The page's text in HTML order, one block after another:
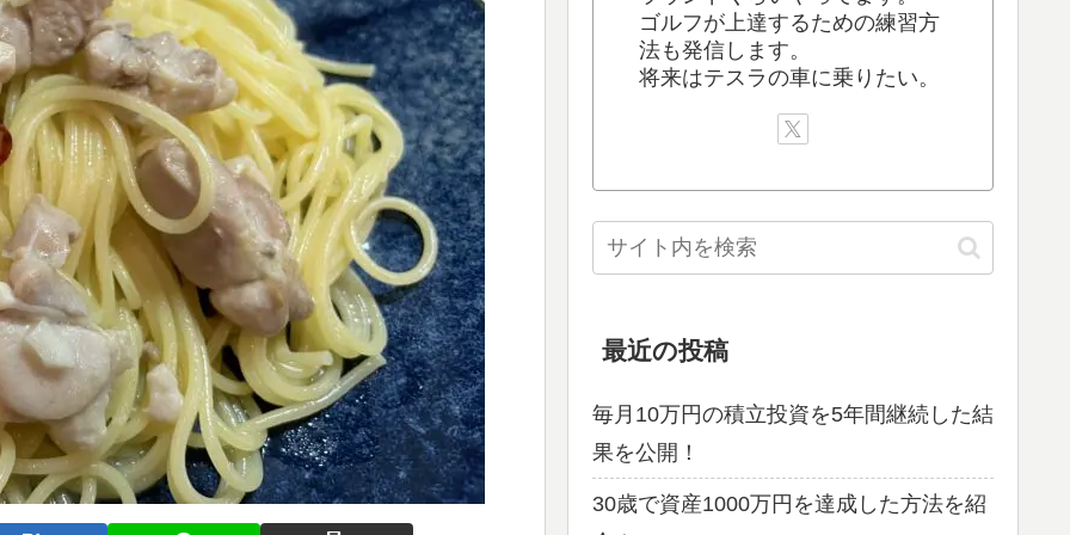
ゴルフが上達するための練習方
法も発信します。
将来はテスラの車に乗りたい。
最近の投稿
毎月10万円の積立投資を5年間継続した結
果を公開！
30歳で資産1000万円を達成した方法を紹